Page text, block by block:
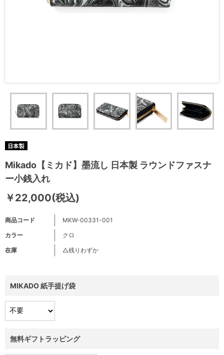
Mikado【ミカド】墨流し 日本製 ラウンドファスナ
ー小銭入れ
￥22,000(税込)
商品コード
MKW-00331-001
カラー
クロ
在庫
△残りわずか
MIKADO 紙手提げ袋
無料ギフトラッピング